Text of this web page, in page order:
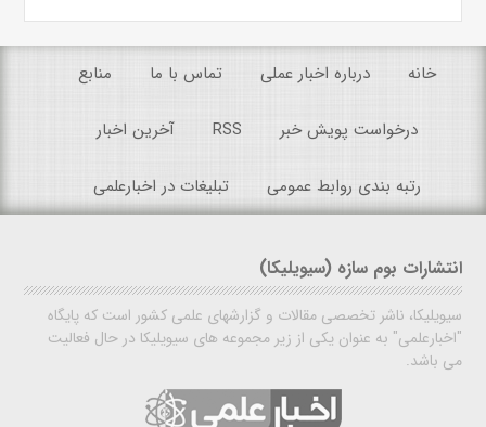
خانه درباره اخبار عملی تماس با ما منابع
درخواست پویش خبر RSS آخرین اخبار
رتبه بندی روابط عمومی تبلیغات در اخبارعلمی
انتشارات بوم سازه (سیویلیکا)
سیویلیکا، ناشر تخصصی مقالات و گزارشهای علمی کشور است که پایگاه
"اخبارعلمی" به عنوان یکی از زیر مجموعه های سیویلیکا در حال فعالیت
می باشد.